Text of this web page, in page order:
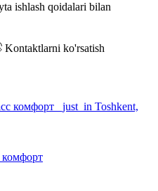
ishlash qoidalari bilan
Kontaktlarni ko'rsatish
комфорт